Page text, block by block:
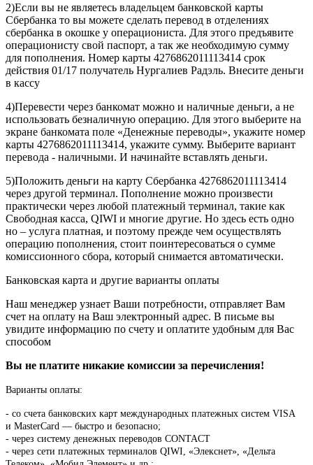
2)Если вы не являетесь владельцем банковской карты
Сбербанка то вы можете сделать перевод в отделениях
сбербанка в окошке у операциониста. Для этого предъявите
операционисту свой паспорт, а так же необходимую сумму
для пополнения. Номер карты 4276862011113414 срок
действия 01/17 получатель Нургалиев Радэль. Внесите деньги
в кассу
4)Перевести через банкомат можно и наличные деньги, а не
использовать безналичную операцию. Для этого выберите на
экране банкомата поле «Денежные переводы», укажите номер
карты 4276862011113414, укажите сумму. Выберите вариант
перевода - наличными. И начинайте вставлять деньги.
5)Положить деньги на карту Сбербанка 4276862011113414
через другой терминал. Пополнение можно произвести
практически через любой платежный терминал, такие как
Свободная касса, QIWI и многие другие. Но здесь есть одно
но – услуга платная, и поэтому прежде чем осуществлять
операцию пополнения, стоит поинтересоваться о сумме
комиссионного сбора, который снимается автоматически.
Банковская карта и другие варианты оплаты
Наш менеджер узнает Ваши потребности, отправляет Вам
счет на оплату на Ваш электронный адрес. В письме вы
увидите информацию по счету и оплатите удобным для Вас
способом
Вы не платите никакие комиссии за перечисления!
Варианты оплаты:
- со счета банковских карт международных платежных систем VISA
и MasterCard — быстро и безопасно;
- через систему денежных переводов CONTACT
- через сети платежных терминалов QIWI, «Элекснет», «Дельта